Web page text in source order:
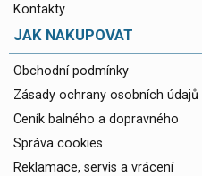
Kontakty
JAK NAKUPOVAT
Obchodní podmínky
Zásady ochrany osobních údajů
Ceník balného a dopravného
Správa cookies
Reklamace, servis a vrácení